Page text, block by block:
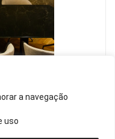
a navegação
uso